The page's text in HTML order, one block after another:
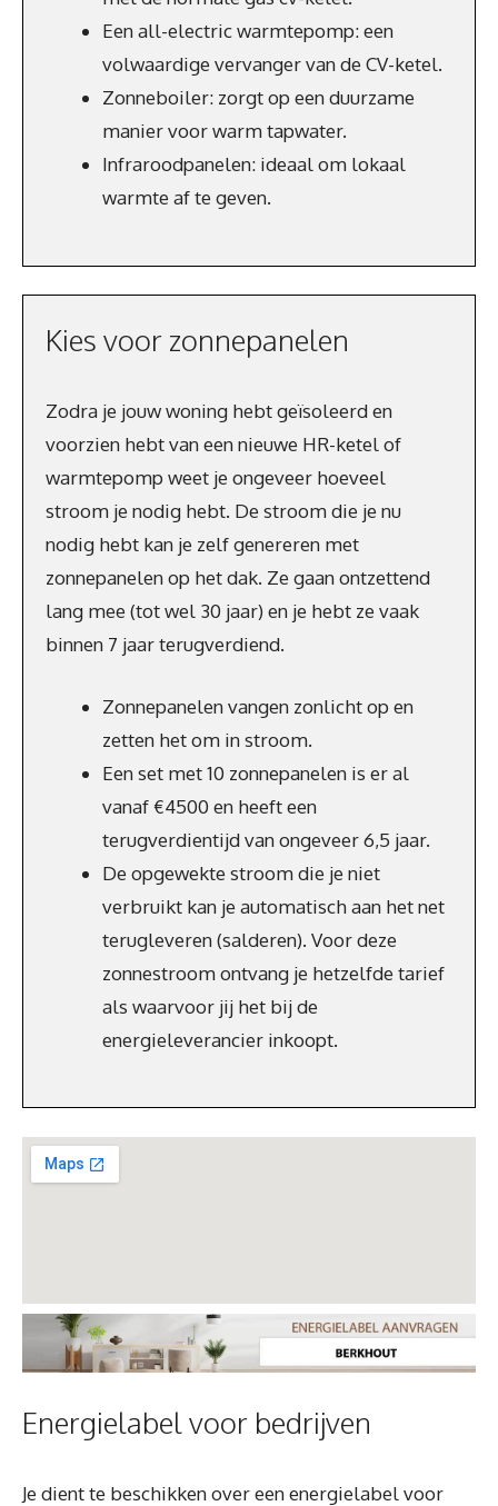
Een all-electric warmtepomp: een
volwaardige vervanger van de CV-ketel.
Zonneboiler: zorgt op een duurzame
manier voor warm tapwater.
Infraroodpanelen: ideaal om lokaal
warmte af te geven.
Kies voor zonnepanelen
Zodra je jouw woning hebt geïsoleerd en
voorzien hebt van een nieuwe HR-ketel of
warmtepomp weet je ongeveer hoeveel
stroom je nodig hebt. De stroom die je nu
nodig hebt kan je zelf genereren met
zonnepanelen op het dak. Ze gaan ontzettend
lang mee (tot wel 30 jaar) en je hebt ze vaak
binnen 7 jaar terugverdiend.
Zonnepanelen vangen zonlicht op en
zetten het om in stroom.
Een set met 10 zonnepanelen is er al
vanaf €4500 en heeft een
terugverdientijd van ongeveer 6,5 jaar.
De opgewekte stroom die je niet
verbruikt kan je automatisch aan het net
terugleveren (salderen). Voor deze
zonnestroom ontvang je hetzelfde tarief
als waarvoor jij het bij de
energieleverancier inkoopt.
Energielabel voor bedrijven
Je dient te beschikken over een energielabel voor